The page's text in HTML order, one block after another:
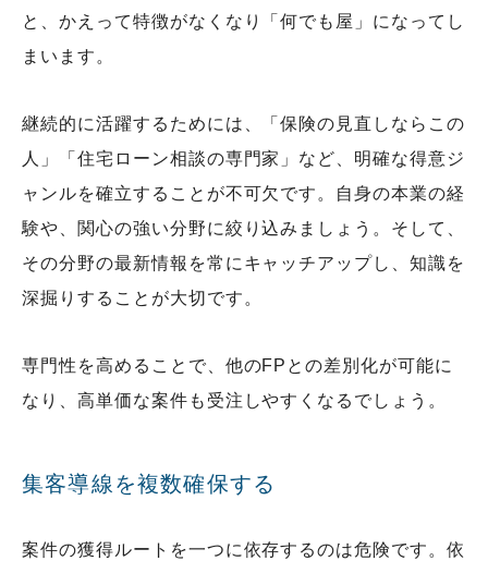
と、かえって特徴がなくなり「何でも屋」になってし
まいます。
継続的に活躍するためには、「保険の見直しならこの
人」「住宅ローン相談の専門家」など、明確な得意ジ
ャンルを確立することが不可欠です。自身の本業の経
験や、関心の強い分野に絞り込みましょう。そして、
その分野の最新情報を常にキャッチアップし、知識を
深掘りすることが大切です。
専門性を高めることで、他のFPとの差別化が可能に
なり、高単価な案件も受注しやすくなるでしょう。
集客導線を複数確保する
案件の獲得ルートを一つに依存するのは危険です。依